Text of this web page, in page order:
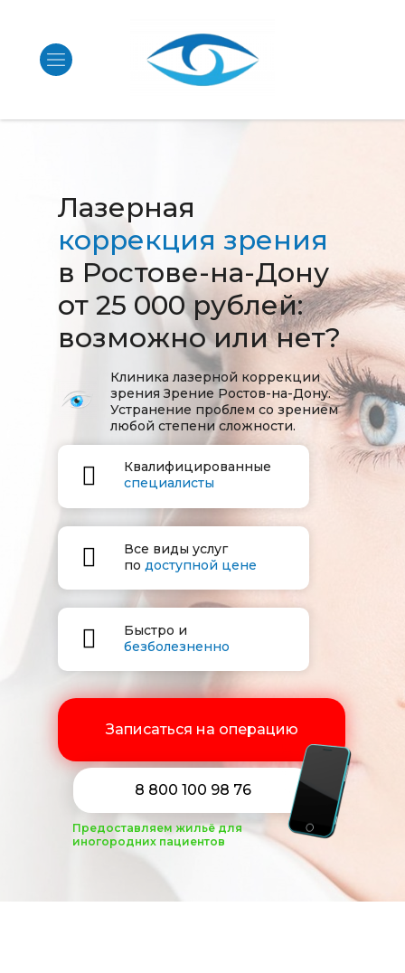
Лазерная
коррекция зрения
в Ростове-на-Дону
от 25 000 рублей:
возможно или нет?
Клиника лазерной коррекции
зрения Зрение Ростов-на-Дону.
Устранение проблем со зрением
любой степени сложности.
Записаться на операцию
Квалифицированные
специалисты
Все виды услуг
по доступной цене
Быстро и
безболезненно
8 800 100 98 76
Предоставляем жильё для
иногородних пациентов